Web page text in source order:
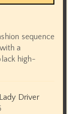
sequence
a
high-
Driver